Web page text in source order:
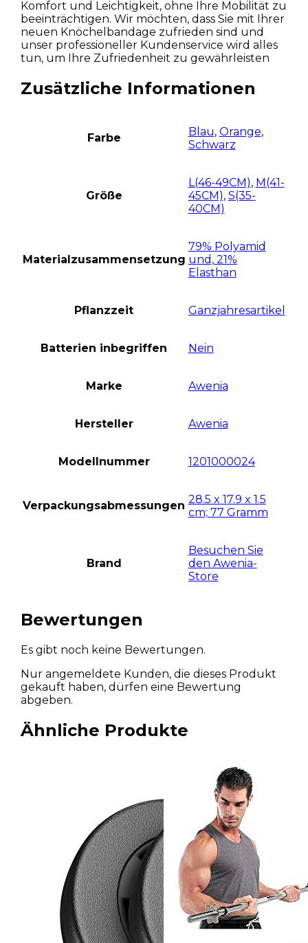
Komfort und Leichtigkeit, ohne Ihre Mobilität zu
beeinträchtigen. Wir möchten, dass Sie mit Ihrer
neuen Knöchelbandage zufrieden sind und
unser professioneller Kundenservice wird alles
tun, um Ihre Zufriedenheit zu gewährleisten
Zusätzliche Informationen
Farbe Blau, Orange,
Schwarz
Größe
L(46-49CM), M(41-
45CM), S(35-
40CM)
Materialzusammensetzung
79% Polyamid
und, 21%
Elasthan
Pflanzzeit Ganzjahresartikel
Batterien inbegriffen Nein
Marke Awenia
Hersteller Awenia
Modellnummer 1201000024
Verpackungsabmessungen 28.5 x 17.9 x 1.5
cm; 77 Gramm
Brand
Besuchen Sie
den Awenia-
Store
Bewertungen
Es gibt noch keine Bewertungen.
Nur angemeldete Kunden, die dieses Produkt
gekauft haben, dürfen eine Bewertung
abgeben.
Ähnliche Produkte